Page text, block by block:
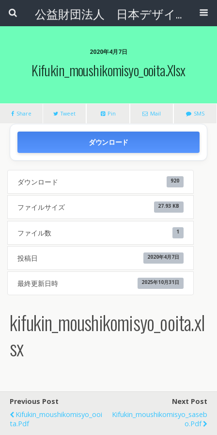
公益財団法人 日本デザインナンバー財団
2020年4月7日
Kifukin_moushikomisyo_ooita.xlsx
Share Tweet Pin Mail SMS
ダウンロード
ダウンロード 920
ファイルサイズ 27.93 KB
ファイル数 1
投稿日 2020年4月7日
最終更新日時 2025年10月31日
kifukin_moushikomisyo_ooita.xl
sx
Previous Post
Kifukin_moushikomisyo_ooi
Ta.pdf
Next Post
Kifukin_moushikomisyo_saseb
O.pdf